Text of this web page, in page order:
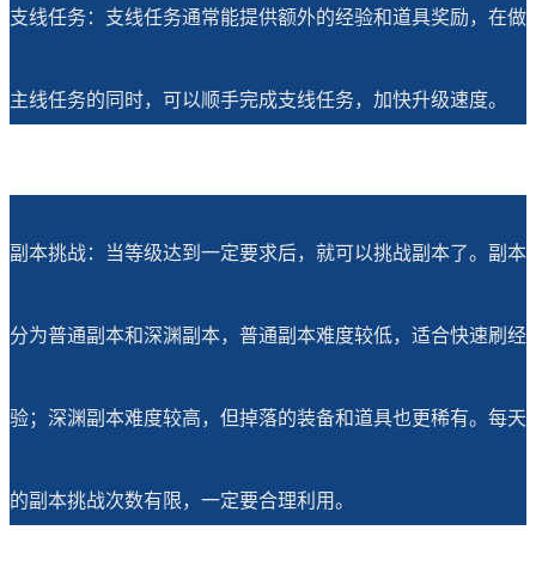
支线任务：支线任务通常能提供额外的经验和道具奖励，在做
主线任务的同时，可以顺手完成支线任务，加快升级速度。
副本挑战：当等级达到一定要求后，就可以挑战副本了。副本
分为普通副本和深渊副本，普通副本难度较低，适合快速刷经
验；深渊副本难度较高，但掉落的装备和道具也更稀有。每天
的副本挑战次数有限，一定要合理利用。